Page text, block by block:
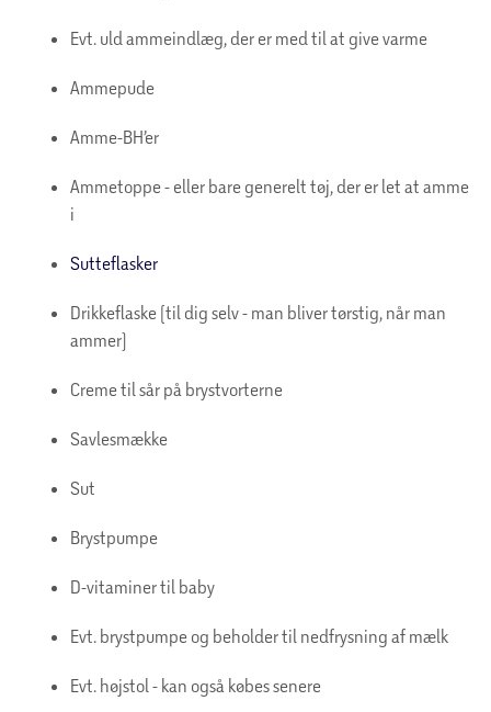
Evt. uld ammeindlæg, der er med til at give varme
Ammepude
Amme-BH’er
Ammetoppe - eller bare generelt tøj, der er let at amme
i
Sutteflasker
Drikkeflaske (til dig selv - man bliver tørstig, når man
ammer)
Creme til sår på brystvorterne
Savlesmække
Sut
Brystpumpe
D-vitaminer til baby
Evt. brystpumpe og beholder til nedfrysning af mælk
Evt. højstol - kan også købes senere